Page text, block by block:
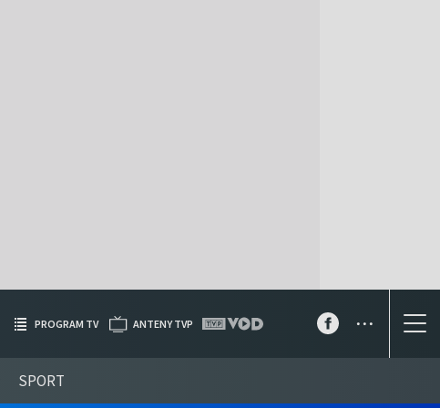
SPORT
PROGRAM TV ANTENY TVP ...